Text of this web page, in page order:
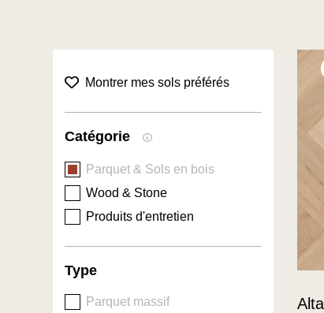
collection.favorites filter title
Montrer mes sols préférés
Catégorie
Parquet & Sols en bois
Wood & Stone
Produits d'entretien
Type
Parquet massif